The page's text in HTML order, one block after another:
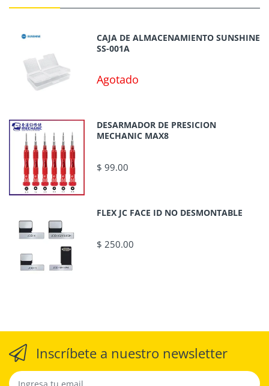
CAJA DE ALMACENAMIENTO SUNSHINE
SS-001A
Agotado
DESARMADOR DE PRESICION
MECHANIC MAX8
$ 99.00
FLEX JC FACE ID NO DESMONTABLE
$ 250.00
Inscríbete a nuestro newsletter